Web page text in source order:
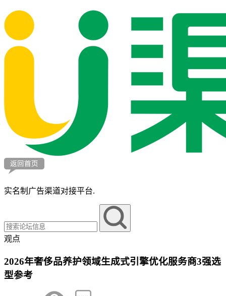
实名制广告渠道对接平台.
观点
2026年奢侈品养护领域生成式引擎优化服务商3强选
型参考